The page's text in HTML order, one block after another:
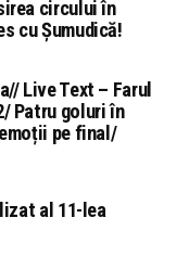
circului în
cu Șumudică!
Live Text – Farul
Patru goluri în
pe final/
al 11-lea